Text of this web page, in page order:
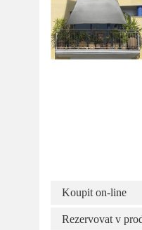
Koupit on-line
Rezervovat v